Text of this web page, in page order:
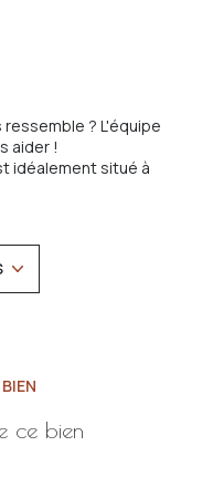
? L'équipe
aider !
idéalement situé à
de quoi
3 min de La
vente.
ce bien